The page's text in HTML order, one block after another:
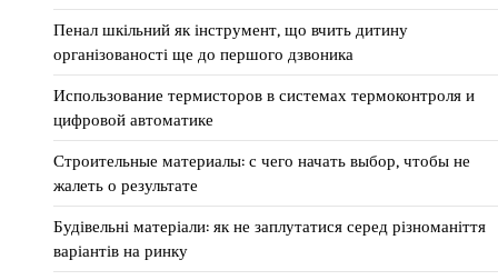
Пенал шкільний як інструмент, що вчить дитину
організованості ще до першого дзвоника
Использование термисторов в системах термоконтроля и
цифровой автоматике
Строительные материалы: с чего начать выбор, чтобы не
жалеть о результате
Будівельні матеріали: як не заплутатися серед різноманіття
варіантів на ринку